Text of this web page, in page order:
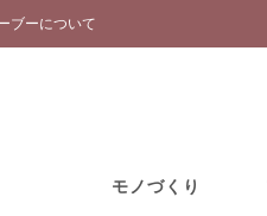
ブーについて
モノづくり